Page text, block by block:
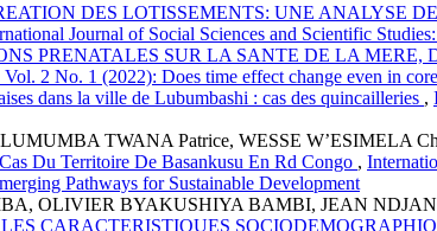
DES LOTISSEMENTS: UNE ANALYSE
Journal of Social Sciences and Scientific
PRENATALES SUR LA SANTE DE LA
2 No. 1 (2022): Does time effect change even in
dans la ville de Lubumbashi : cas des quincailleries ,
TWANA Patrice, WESSE W’ESIMELA
Du Territoire De Basankusu En Rd Congo ,
Pathways for Sustainable Development
OLIVIER BYAKUSHIYA BAMBI, JEAN
CARACTERISTIQUES